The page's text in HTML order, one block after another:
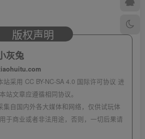
版权声明
灰兔
站采用 CC BY-NC-SA 4.0 国际许可协议 进
站文章应遵循相同协议。
集自国内外各大媒体和网络，仅供试玩体
于商业或者非法用途，否则，一切后果请